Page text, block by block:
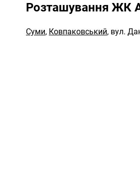
Розташування ЖК
Суми, Ковпаковський, вул.